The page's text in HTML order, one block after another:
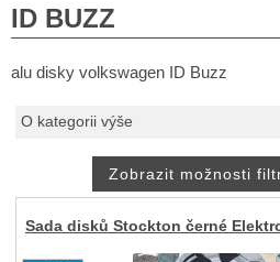
ID BUZZ
alu disky volkswagen ID Buzz
O kategorii výše
Sada disků Stockton černé